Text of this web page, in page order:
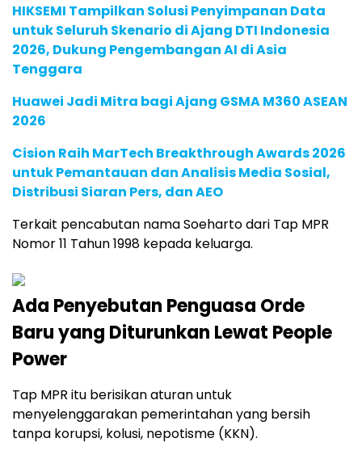
HIKSEMI Tampilkan Solusi Penyimpanan Data
untuk Seluruh Skenario di Ajang DTI Indonesia
2026, Dukung Pengembangan AI di Asia
Tenggara
Huawei Jadi Mitra bagi Ajang GSMA M360 ASEAN
2026
Cision Raih MarTech Breakthrough Awards 2026
untuk Pemantauan dan Analisis Media Sosial,
Distribusi Siaran Pers, dan AEO
Terkait pencabutan nama Soeharto dari Tap MPR
Nomor 11 Tahun 1998 kepada keluarga.
Ada Penyebutan Penguasa Orde
Baru yang Diturunkan Lewat People
Power
Tap MPR itu berisikan aturan untuk
menyelenggarakan pemerintahan yang bersih
tanpa korupsi, kolusi, nepotisme (KKN).